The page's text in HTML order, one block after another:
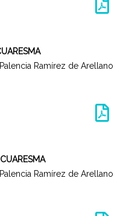
Ramírez de Arellano
Ramírez de Arellano